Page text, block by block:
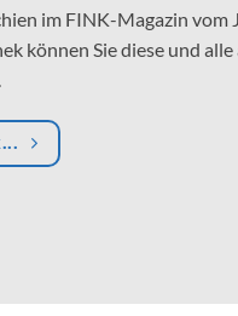
im FINK-Magazin vom
können Sie diese und